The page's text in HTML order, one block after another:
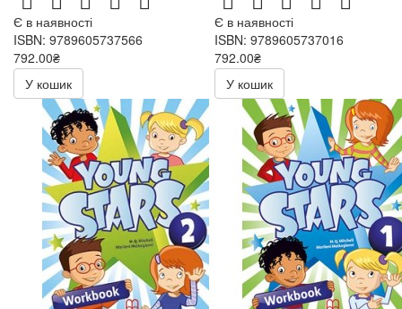
Є в наявності
ISBN: 9789605737566
792.00₴
У кошик
Є в наявності
ISBN: 9789605737016
792.00₴
У кошик